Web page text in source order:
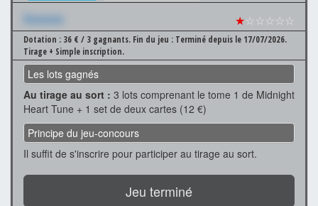
Xxxxxxx ★☆☆☆☆☆
Dotation : 36 € / 3 gagnants. Fin du jeu : Terminé depuis le 17/07/2026.
Tirage + Simple inscription.
Les lots gagnés
Au tirage au sort : 3 lots comprenant le tome 1 de Midnight
Heart Tune + 1 set de deux cartes (12 €)
Principe du jeu-concours
Il suffit de s'inscrire pour participer au tirage au sort.
Jeu terminé